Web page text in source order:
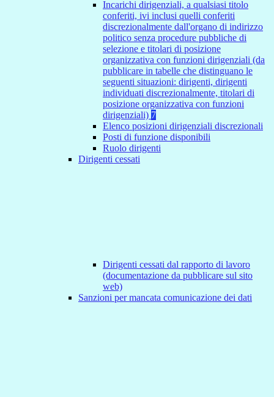
Incarichi dirigenziali, a qualsiasi titolo
conferiti, ivi inclusi quelli conferiti
discrezionalmente dall'organo di indirizzo
politico senza procedure pubbliche di
selezione e titolari di posizione
organizzativa con funzioni dirigenziali (da
pubblicare in tabelle che distinguano le
seguenti situazioni: dirigenti, dirigenti
individuati discrezionalmente, titolari di
posizione organizzativa con funzioni
dirigenziali) 7
Elenco posizioni dirigenziali discrezionali
Posti di funzione disponibili
Ruolo dirigenti
Dirigenti cessati
Dirigenti cessati dal rapporto di lavoro
(documentazione da pubblicare sul sito
web)
Sanzioni per mancata comunicazione dei dati